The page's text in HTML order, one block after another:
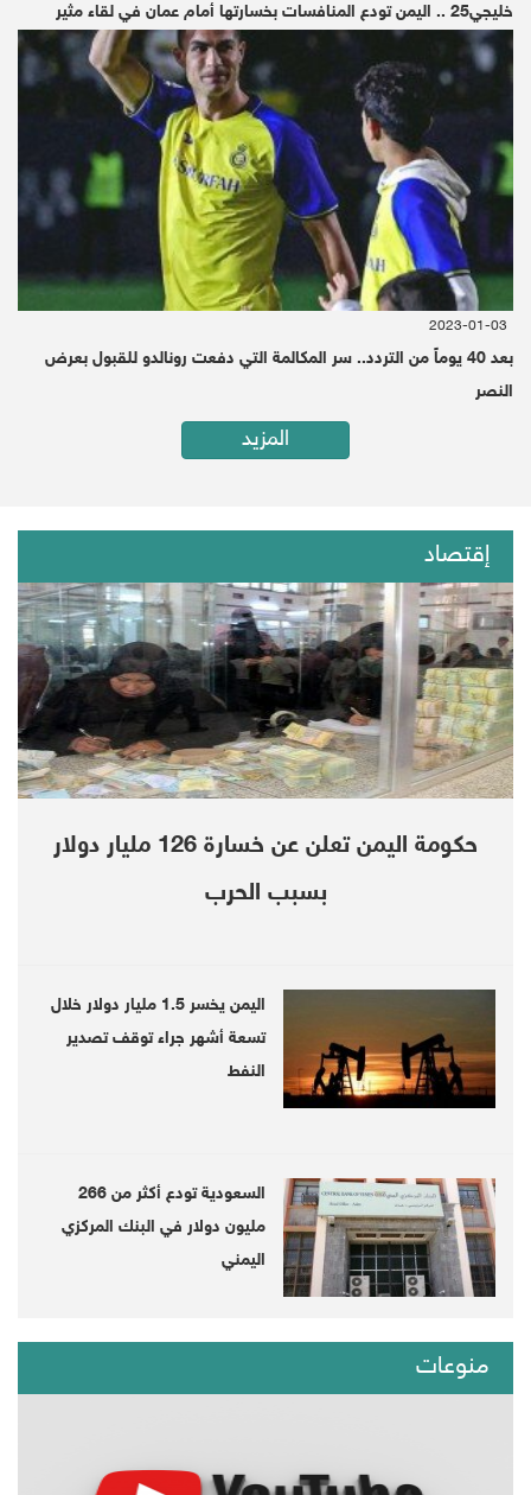
خليجي25 .. اليمن تودع المنافسات بخسارتها أمام عمان في لقاء مثير
2023-01-03
بعد 40 يوماً من التردد.. سر المكالمة التي دفعت رونالدو للقبول بعرض
النصر
المزيد
إقتصاد
حكومة اليمن تعلن عن خسارة 126 مليار دولار
بسبب الحرب
اليمن يخسر 1.5 مليار دولار خلال
تسعة أشهر جراء توقف تصدير
النفط
السعودية تودع أكثر من 266
مليون دولار في البنك المركزي
اليمني
منوعات